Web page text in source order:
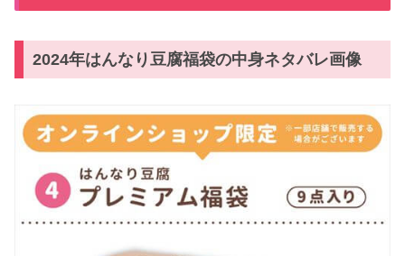
2024年はんなり豆腐福袋の中身ネタバレ画像